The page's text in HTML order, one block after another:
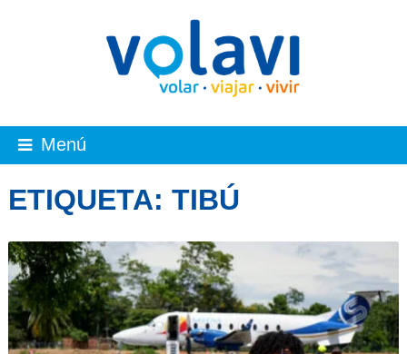
Menú
ETIQUETA: TIBÚ